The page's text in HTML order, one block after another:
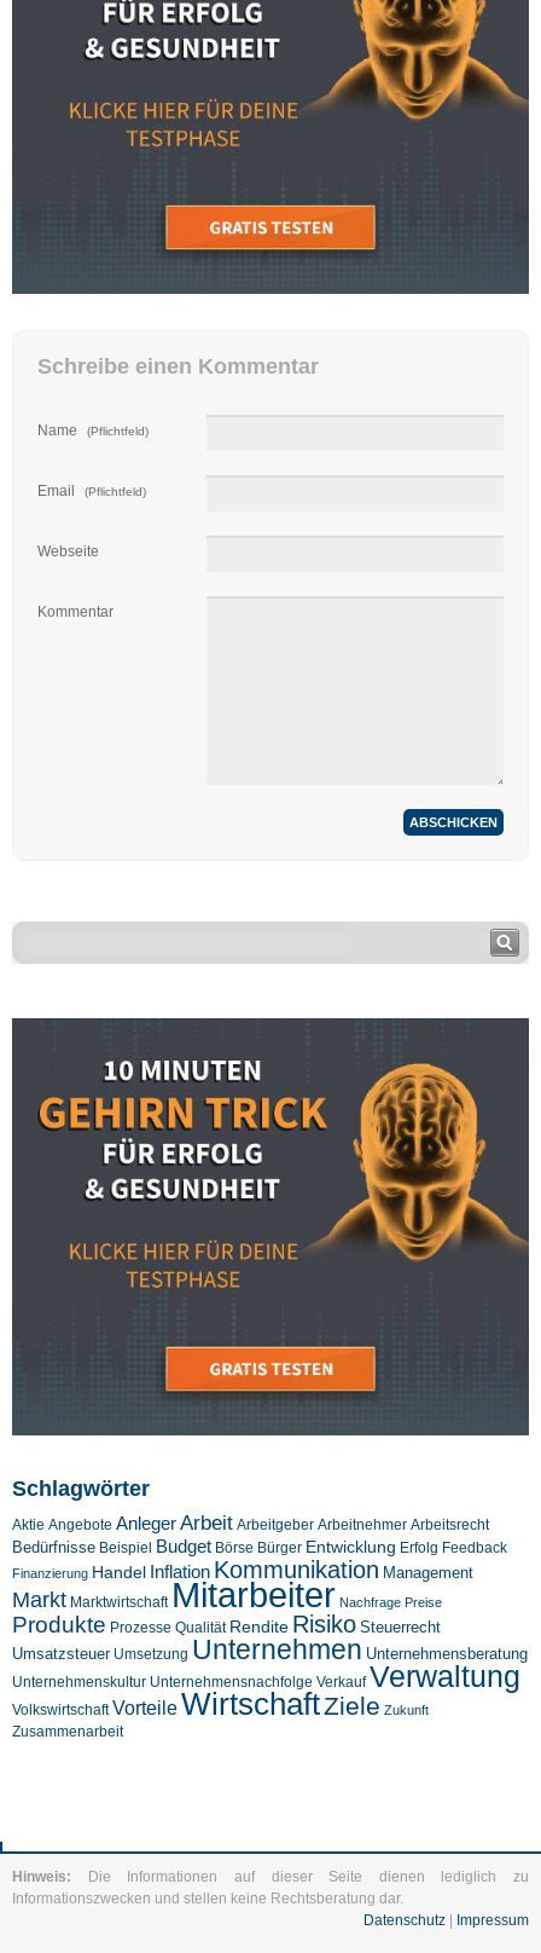
Schreibe einen Kommentar
Name (Pflichtfeld)
Email (Pflichtfeld)
Webseite
Kommentar
Schlagwörter
Aktie Angebote AnlegerArbeit Arbeitgeber Arbeitnehmer Arbeitsrecht
Bedürfnisse Beispiel Budget Börse Bürger Entwicklung Erfolg Feedback
Finanzierung Handel Inflation Kommunikation Management
Markt Marktwirtschaft Mitarbeiter Nachfrage Preise
Produkte Prozesse Qualität Rendite Risiko Steuerrecht
Umsatzsteuer Umsetzung Unternehmen Unternehmensberatung
Unternehmenskultur Unternehmensnachfolge Verkauf Verwaltung
Volkswirtschaft VorteileWirtschaftZiele Zukunft
Zusammenarbeit
Hinweis: Die Informationen auf dieser Seite dienen lediglich zu
Informationszwecken und stellen keine Rechtsberatung dar.
Datenschutz
Impressum